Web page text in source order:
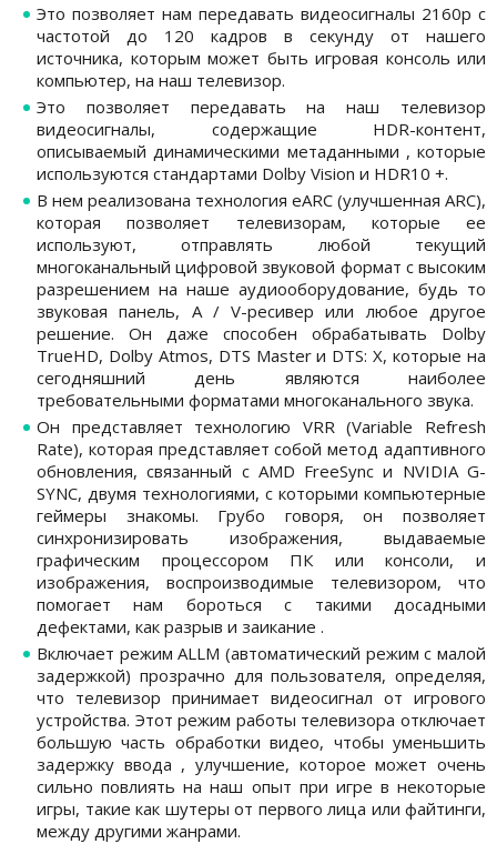
Это позволяет нам передавать видеосигналы 2160p с
частотой до 120 кадров в секунду от нашего
источника, которым может быть игровая консоль или
компьютер, на наш телевизор.
Это позволяет передавать на наш телевизор
видеосигналы, содержащие HDR-контент,
описываемый динамическими метаданными , которые
используются стандартами Dolby Vision и HDR10 +.
В нем реализована технология eARC (улучшенная ARC),
которая позволяет телевизорам, которые ее
используют, отправлять любой текущий
многоканальный цифровой звуковой формат с высоким
разрешением на наше аудиооборудование, будь то
звуковая панель, A / V-ресивер или любое другое
решение. Он даже способен обрабатывать Dolby
TrueHD, Dolby Atmos, DTS Master и DTS: X, которые на
сегодняшний день являются наиболее
требовательными форматами многоканального звука.
Он представляет технологию VRR (Variable Refresh
Rate), которая представляет собой метод адаптивного
обновления, связанный с AMD FreeSync и NVIDIA G-
SYNC, двумя технологиями, с которыми компьютерные
геймеры знакомы. Грубо говоря, он позволяет
синхронизировать изображения, выдаваемые
графическим процессором ПК или консоли, и
изображения, воспроизводимые телевизором, что
помогает нам бороться с такими досадными
дефектами, как разрыв и заикание .
Включает режим ALLM (автоматический режим с малой
задержкой) прозрачно для пользователя, определяя,
что телевизор принимает видеосигнал от игрового
устройства. Этот режим работы телевизора отключает
большую часть обработки видео, чтобы уменьшить
задержку ввода , улучшение, которое может очень
сильно повлиять на наш опыт при игре в некоторые
игры, такие как шутеры от первого лица или файтинги,
между другими жанрами.